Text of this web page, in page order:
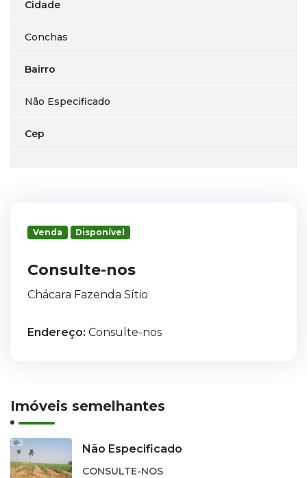
Cidade
Conchas
Bairro
Não Especificado
Cep
Venda Disponível
Consulte-nos
Chácara Fazenda Sítio
Endereço: Consulte-nos
Imóveis semelhantes
Não Especificado
CONSULTE-NOS